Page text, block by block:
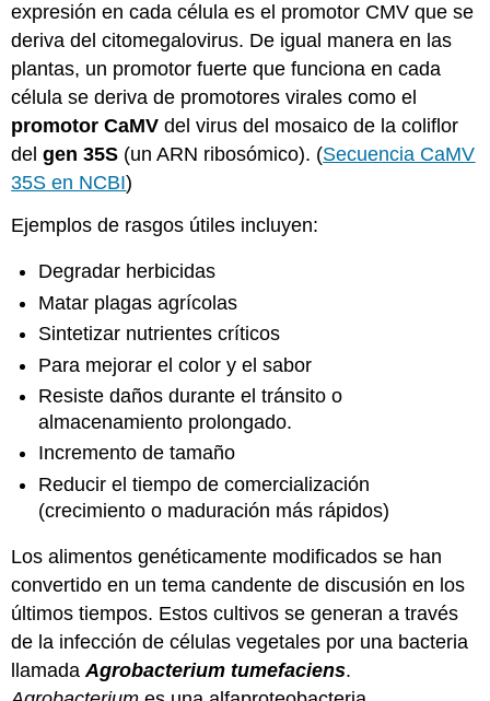
expresión en cada célula es el promotor CMV que se
deriva del citomegalovirus. De igual manera en las
plantas, un promotor fuerte que funciona en cada
célula se deriva de promotores virales como el
promotor CaMV del virus del mosaico de la coliflor
delgen 35S (un ARN ribosómico). (Secuencia CaMV
35S en NCBI)
Ejemplos de rasgos útiles incluyen:
Degradar herbicidas
Matar plagas agrícolas
Sintetizar nutrientes críticos
Para mejorar el color y el sabor
Resiste daños durante el tránsito o
almacenamiento prolongado.
Incremento de tamaño
Reducir el tiempo de comercialización
(crecimiento o maduración más rápidos)
Los alimentos genéticamente modificados se han
convertido en un tema candente de discusión en los
últimos tiempos. Estos cultivos se generan a través
de la infección de células vegetales por una bacteria
llamadaAgrobacterium tumefaciens.